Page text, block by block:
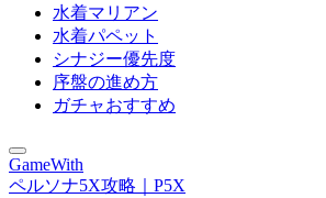
水着マリアン
水着パペット
シナジー優先度
序盤の進め方
ガチャおすすめ
GameWith
ペルソナ5X攻略｜P5X